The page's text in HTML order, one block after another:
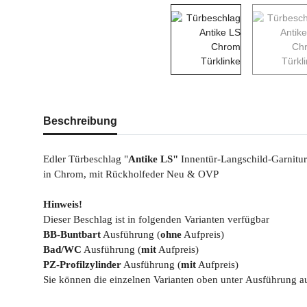
Beschreibung
Edler Türbeschlag "Antike LS" Innentür-Langschild-Garnitur
in Chrom, mit Rückholfeder Neu & OVP
Hinweis!
Dieser Beschlag ist in folgenden Varianten verfügbar
BB-Buntbart Ausführung (ohne Aufpreis)
Bad/WC Ausführung (mit Aufpreis)
PZ-Profilzylinder Ausführung (mit Aufpreis)
Sie können die einzelnen Varianten oben unter Ausführung